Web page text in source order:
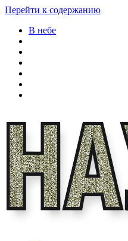
Перейти к содержанию
В небе